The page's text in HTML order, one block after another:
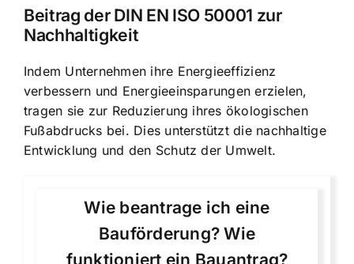
Beitrag der DIN EN ISO 50001 zur
Nachhaltigkeit
Indem Unternehmen ihre Energieeffizienz
verbessern und Energieeinsparungen erzielen,
tragen sie zur Reduzierung ihres ökologischen
Fußabdrucks bei. Dies unterstützt die nachhaltige
Entwicklung und den Schutz der Umwelt.
Wie beantrage ich eine
Bauförderung? Wie
funktioniert ein Bauantrag?